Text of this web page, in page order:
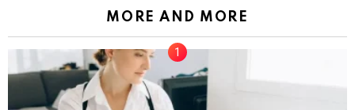
MORE AND MORE